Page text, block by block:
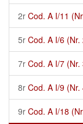
2r Cod. A I/11
5r Cod. A I/6 (Nr.
7r Cod. A I/7 (Nr.
8r Cod. A I/9 (Nr.
9r Cod. A I/18